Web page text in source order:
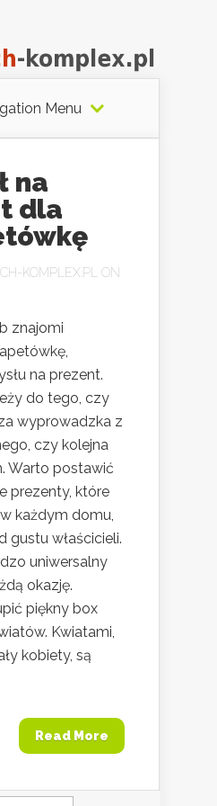
Menu
na
dla
KOMPLEX.PL
ON
znajomi
na prezent.
do tego, czy
wyprowadzka z
czy kolejna
Warto postawić
prezenty, które
każdym domu,
gustu właścicieli.
uniwersalny
okazję.
piękny box
Kwiatami,
kobiety, są
Read More